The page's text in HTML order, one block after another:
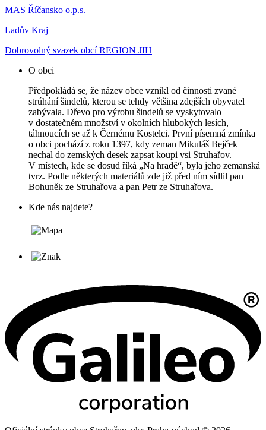
MAS Říčansko o.p.s.
Ladův Kraj
Dobrovolný svazek obcí REGION JIH
O obci
Předpokládá se, že název obce vznikl od činnosti zvané
strúhání šindelů, kterou se tehdy většina zdejších obyvatel
zabývala. Dřevo pro výrobu šindelů se vyskytovalo
v dostatečném množství v okolních hlubokých lesích,
táhnoucích se až k Černému Kostelci. První písemná zmínka
o obci pochází z roku 1397, kdy zeman Mikuláš Bejček
nechal do zemských desek zapsat koupi vsi Struhařov.
V místech, kde se dosud říká „Na hradě“, byla jeho zemanská
tvrz. Podle některých materiálů zde již před ním sídlil pan
Bohuněk ze Struhařova a pan Petr ze Struhařova.
Kde nás najdete?